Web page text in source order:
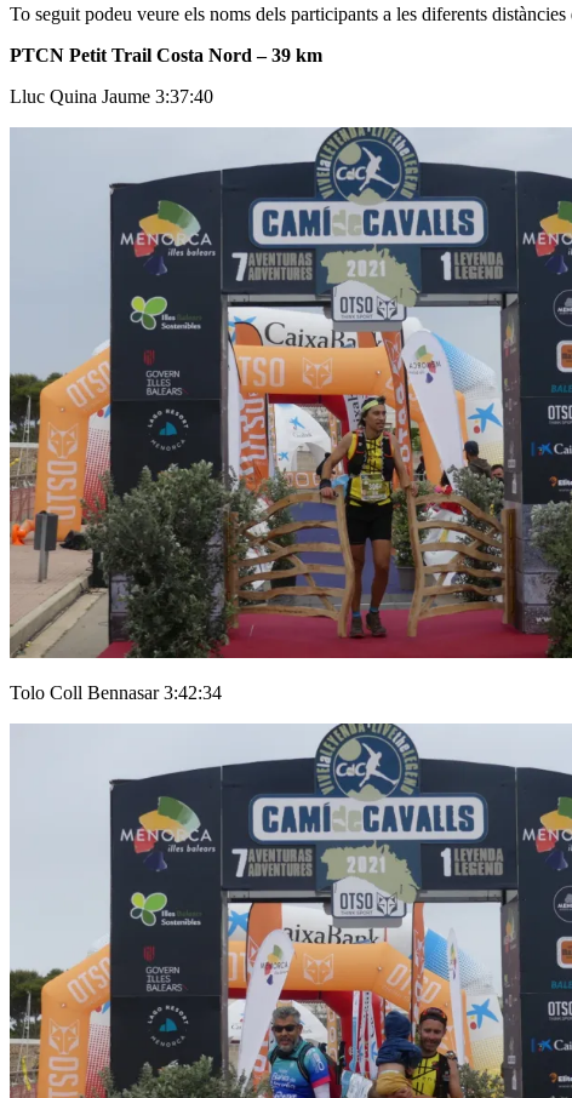
To seguit podeu veure els noms dels participants a les diferents
PTCN Petit Trail Costa Nord – 39 km
Lluc Quina Jaume 3:37:40
Tolo Coll Bennasar 3:42:34